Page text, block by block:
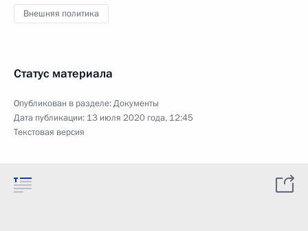
Внешняя политика
Статус материала
Опубликован в разделе:Документы
Дата публикации: 13 июля 2020 года, 12:45
Текстовая версия